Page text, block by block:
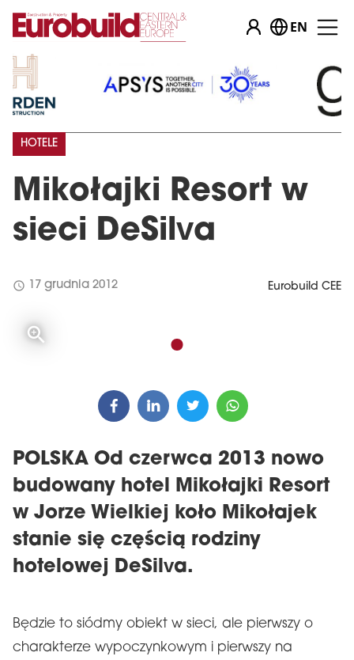
EN
Mikołajki Resort w
sieci DeSilva
HOTELE
schedule 17 grudnia 2012 Eurobuild CEE
POLSKA Od czerwca 2013 nowo
budowany hotel Mikołajki Resort
w Jorze Wielkiej koło Mikołajek
stanie się częścią rodziny
hotelowej DeSilva.
Będzie to siódmy obiekt w sieci, ale pierwszy o
charakterze wypoczynkowym i pierwszy na